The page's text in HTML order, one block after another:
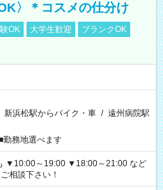
〉＊コスメの仕分け
OK 大学生歓迎
ブランクOK
新浜松駅からバイク・車 / 遠州病院駅
務地選べます
相談下さい！